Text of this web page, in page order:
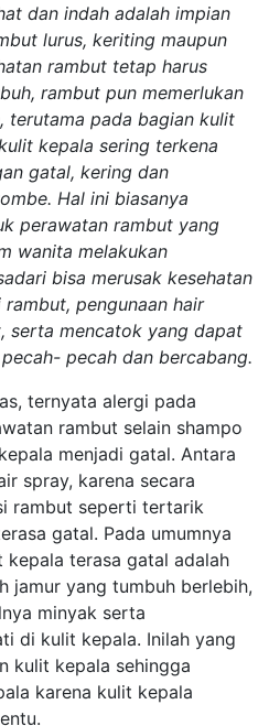
dan indah adalah impian
lurus, keriting maupun
rambut tetap harus
rambut pun memerlukan
terutama pada bagian kulit
kepala sering terkena
gatal, kering dan
Hal ini biasanya
perawatan rambut yang
wanita melakukan
bisa merusak kesehatan
pengunaan hair
serta mencatok yang dapat
pecah dan bercabang.
ternyata alergi pada
rambut selain shampo
menjadi gatal. Antara
spray, karena secara
rambut seperti tertarik
gatal. Pada umumnya
terasa gatal adalah
jamur yang tumbuh berlebih,
minyak serta
di kulit kepala. Inilah yang
kulit kepala sehingga
karena kulit kepala